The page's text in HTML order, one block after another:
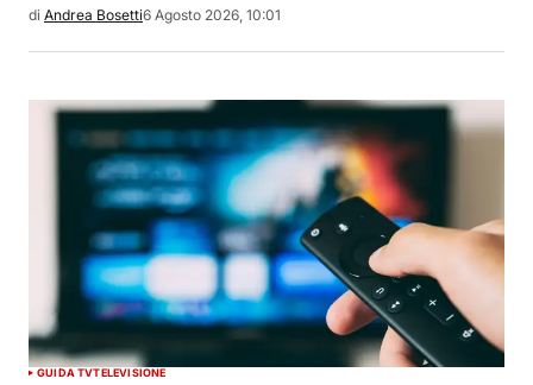
di Andrea Bosetti6 Agosto 2026, 10:01
GUIDA TVTELEVISIONE